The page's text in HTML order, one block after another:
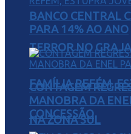
TERROR NO
FAMÍLIA REFÉM,
NA ZONA SUL
BANCO CENTRAL
PARA 14% AO ANO
CONTAGEM
MANOBRA DA
CONCESSÃO